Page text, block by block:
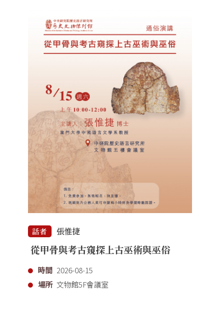
話者 張惟捷
從甲骨與考古窺探上古巫術與巫俗
時間 2026-08-15
場所 文物館5F會議室